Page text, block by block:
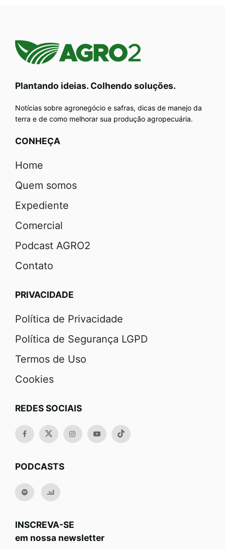
Plantando ideias. Colhendo soluções.
Notícias sobre agronegócio e safras, dicas de manejo da
terra e de como melhorar sua produção agropecuária.
CONHEÇA
Home
Quem somos
Expediente
Comercial
Podcast AGRO2
Contato
PRIVACIDADE
Política de Privacidade
Política de Segurança LGPD
Termos de Uso
Cookies
REDES SOCIAIS
PODCASTS
INSCREVA-SE
em nossa newsletter